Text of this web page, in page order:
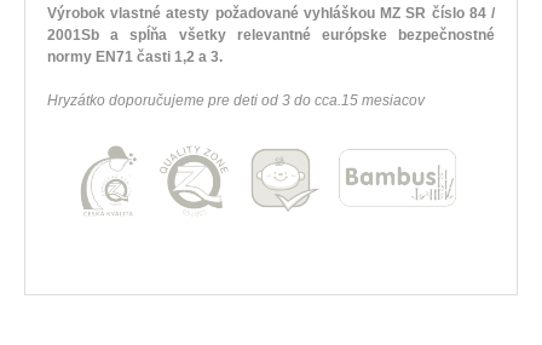
Výrobok vlastné atesty požadované vyhláškou MZ SR číslo 84 /
2001Sb
a spĺňa všetky relevantné európske
bezpečnostné
normy EN71 časti 1,2 a 3.
Hryzátko doporučujeme pre deti od 3 do cca.15 mesiacov